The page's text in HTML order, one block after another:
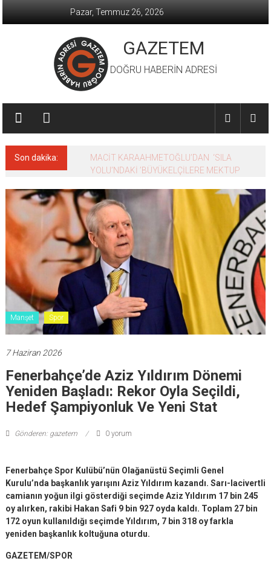
Pazar, Temmuz 26, 2026
GAZETEM
DOĞRU HABERİN ADRESİ
Son dakika:
MACİT KARAAHMETOĞLU’DAN ‘SILA
YOLU’NDAKİ ’BÜYÜKELÇİLERE MEKTUP
Manşet Spor
7 Haziran 2026
Fenerbahçe’de Aziz Yıldırım Dönemi
Yeniden Başladı: Rekor Oyla Seçildi,
Hedef Şampiyonluk Ve Yeni Stat
Gönderen: gazetem 0 yorum
Fenerbahçe Spor Kulübü’nün Olağanüstü Seçimli Genel
Kurulu’nda başkanlık yarışını Aziz Yıldırım kazandı. Sarı-lacivertli
camianın yoğun ilgi gösterdiği seçimde Aziz Yıldırım 17 bin 245
oy alırken, rakibi Hakan Safi 9 bin 927 oyda kaldı. Toplam 27 bin
172 oyun kullanıldığı seçimde Yıldırım, 7 bin 318 oy farkla
yeniden başkanlık koltuğuna oturdu.
GAZETEM/SPOR